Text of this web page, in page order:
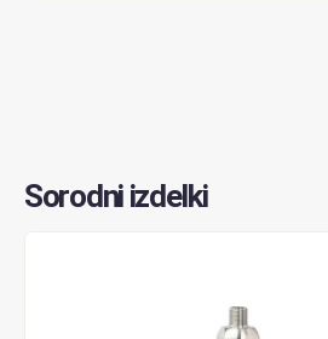
Sorodni izdelki